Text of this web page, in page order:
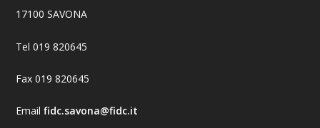
17100 SAVONA
Tel 019 820645
Fax 019 820645
Emailfidc.savona@fidc.it